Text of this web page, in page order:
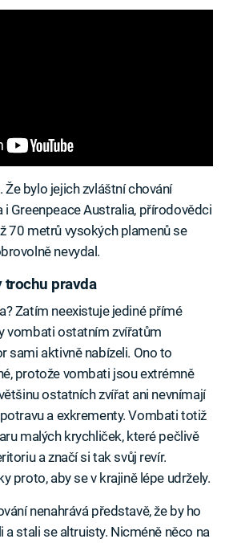
bylo jejich zvláštní chování
Greenpeace Australia, přírodovědci
70 metrů vysokých plamenů se
nevydal.
trochu pravda
Zatím neexistuje jediné přímé
vombati ostatním zvířatům
sami aktivně nabízeli. Ono to
protože vombati jsou extrémně
ostatních zvířat ani nevnímají
a exkrementy. Vombati totiž
malých krychliček, které pečlivě
a značí si tak svůj revír.
proto, aby se v krajině lépe udržely.
nenahrává představě, že by ho
stali se altruisty. Nicméně něco na